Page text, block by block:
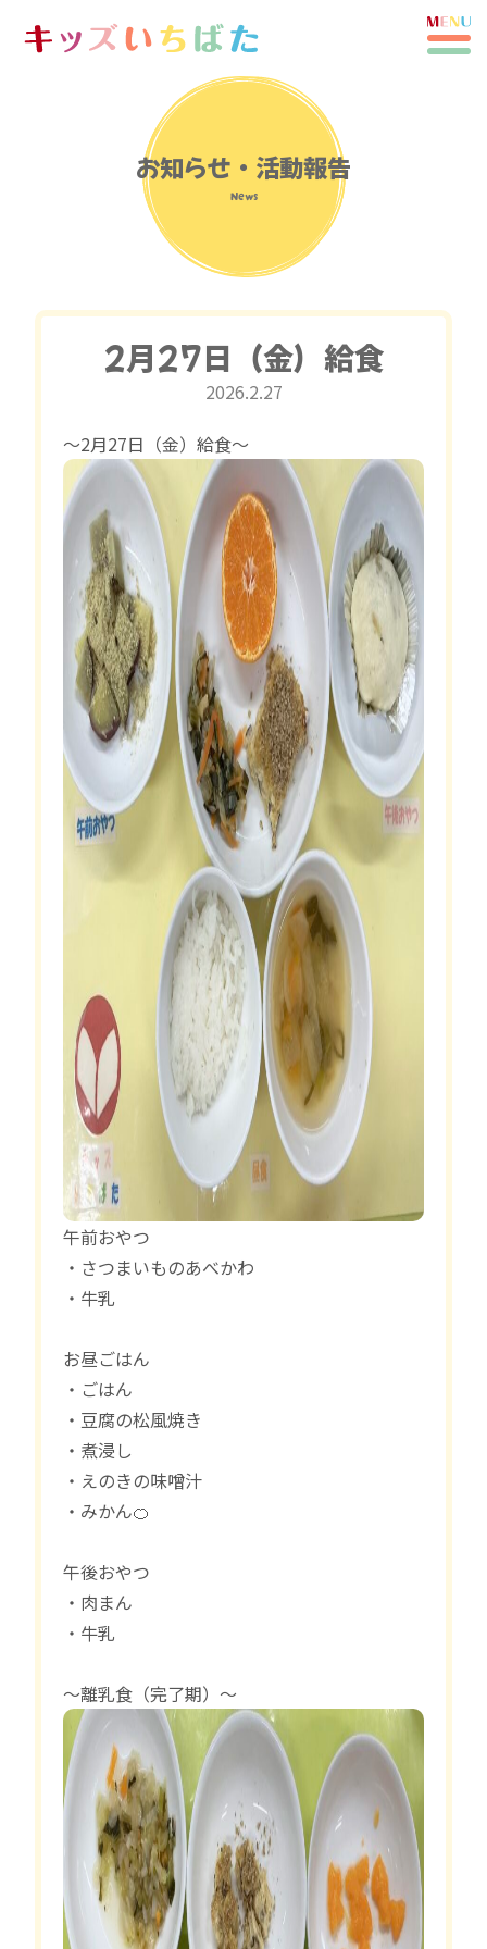
お知らせ・活動報告
News
2月27日（金）給食
2026.2.27
〜2月27日（金）給食〜
午前おやつ
・さつまいものあべかわ
・牛乳
お昼ごはん
・ごはん
・豆腐の松風焼き
・煮浸し
・えのきの味噌汁
・みかん🍊
午後おやつ
・肉まん
・牛乳
〜離乳食（完了期）〜